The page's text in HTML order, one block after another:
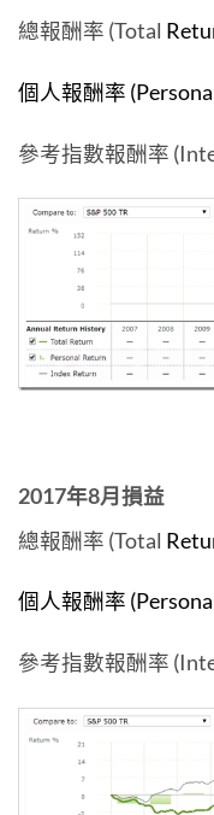
總報酬率 (Total
個人報酬率
參考指數報酬率
2017年8月損益
總報酬率 (Total
個人報酬率
參考指數報酬率